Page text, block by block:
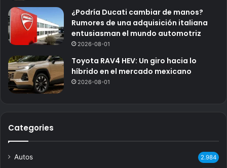
¿Podría Ducati cambiar de manos?
Rumores de una adquisición italiana
entusiasman el mundo automotriz
2026-08-01
Toyota RAV4 HEV: Un giro hacia lo
híbrido en el mercado mexicano
2026-08-01
Categories
Autos 2.984